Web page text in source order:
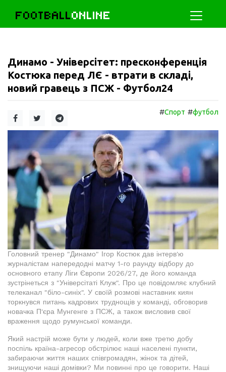
FOOTBALLONLINE
Динамо - Універсітет: пресконференція
Костюка перед ЛЄ - втрати в складі,
новий гравець з ПСЖ - Футбол24
#Спорт #футбол
Головний тренер "Динамо" Ігор Костюк дав інтерв'ю
журналістам напередодні матчу 1-го раунду відбору до
основного етапу Ліги Європи 2026/27, де його команда
зустрінеться з "Універсітаті Клуж". Про це повідомляє клубний
телеканал "біло-синіх". У своїй розмові наставник киян
торкнувся питань кадрових труднощів у команді, обговорив
новачка П'єра Мунгенге з ПСЖ, а також висловив свої
враження щодо румунської команди.
Який настрій може бути у людей, коли вже третю добу
поспіль країна-агресор обстрілює наші населені пункти,
забираючи життя наших співгромадян, жінок та дітей,
знищуючи наші домівки? Ми повинні про це говорити. Наші